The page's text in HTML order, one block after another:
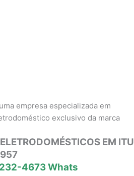
empresa especializada em
exclusivo da marca
EM ITU
4673 Whats